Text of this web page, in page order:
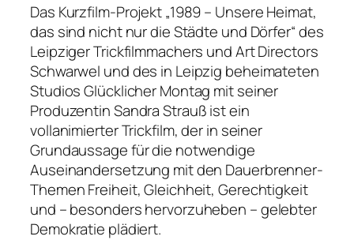
Das Kurzfilm-Projekt „1989 – Unsere Heimat,
das sind nicht nur die Städte und Dörfer“ des
Leipziger Trickfilmmachers und Art Directors
Schwarwel und des in Leipzig beheimateten
Studios Glücklicher Montag mit seiner
Produzentin Sandra Strauß ist ein
vollanimierter Trickfilm, der in seiner
Grundaussage für die notwendige
Auseinandersetzung mit den Dauerbrenner-
Themen Freiheit, Gleichheit, Gerechtigkeit
und – besonders hervorzuheben – gelebter
Demokratie plädiert.